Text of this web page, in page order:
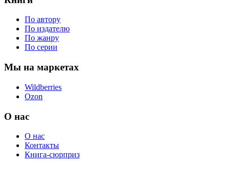
По автору
По издателю
По жанру
По серии
Мы на маркетах
Wildberries
Ozon
О нас
О нас
Контакты
Книга-сюрприз